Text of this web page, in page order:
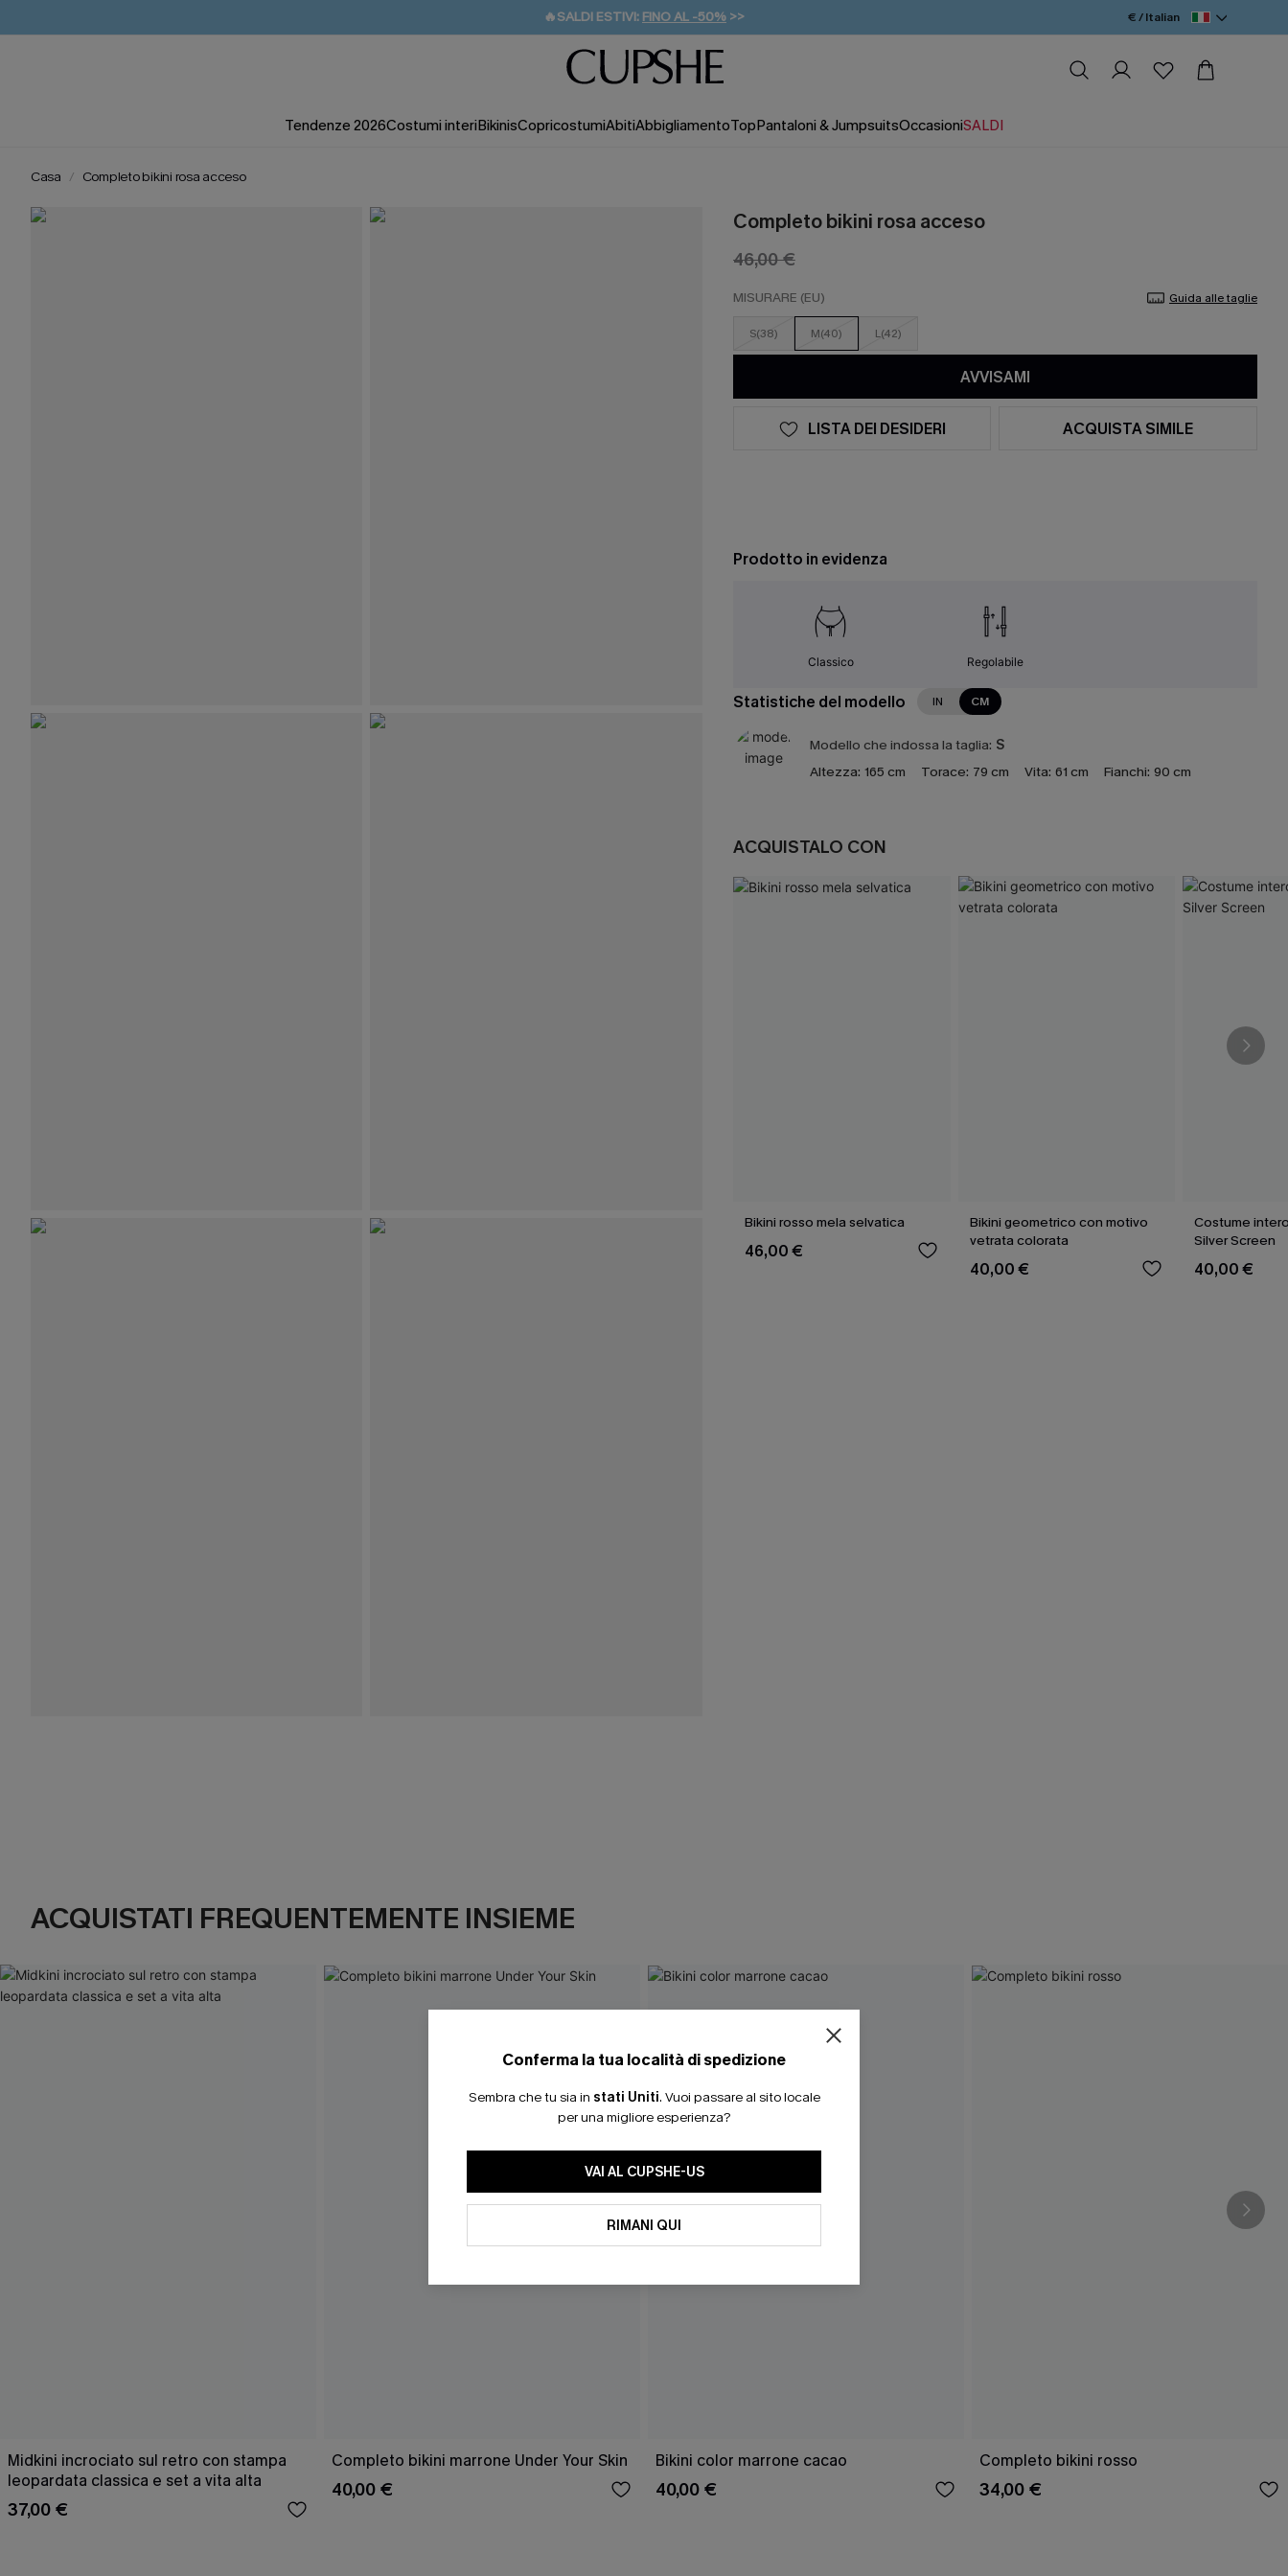
🔥SALDI ESTIVI: FINO AL -50% >>
🚚SPEDIZIONE GRATUITA DA 49€
💌REGALO PER I NUOVI: 20% DI SCONTO*
€ / Italian
Tendenze 2026Costumi interiBikinisCopricostumiAbitiAbbigliamentoTopPantaloni & JumpsuitsOccasioniSALDI
Casa Completo bikini rosa acceso
Completo bikini rosa acceso
46,00 €
MISURARE (EU) Guida alle taglie
S(38) M(40) L(42)
AVVISAMI
LISTA DEI DESIDERI ACQUISTA SIMILE
Prodotto in evidenza
Classico Regolabile
Statistiche del modello IN CM
Modello che indossa la taglia: S
Altezza: 165 cm Torace: 79 cm Vita: 61 cm Fianchi: 90 cm
ACQUISTALO CON
Bikini rosso mela selvatica
46,00 €
Bikini geometrico con motivo
vetrata colorata
40,00 €
Costume
Silver Screen
40,00 €
ACQUISTATI FREQUENTEMENTE INSIEME
Midkini incrociato sul retro con stampa
leopardata classica e set a vita alta
37,00 €
Completo bikini marrone Under Your Skin
40,00 €
Bikini color marrone cacao
40,00 €
Completo bikini rosso
34,00 €
Conferma la tua località di spedizione
Sembra che tu sia in stati Uniti. Vuoi passare al sito locale
per una migliore esperienza?
VAI AL CUPSHE-US
RIMANI QUI